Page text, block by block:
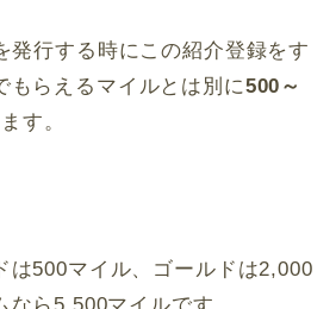
発行する時にこの紹介登録をす
もらえるマイルとは別に500～
す。
は500マイル、ゴールドは2,000